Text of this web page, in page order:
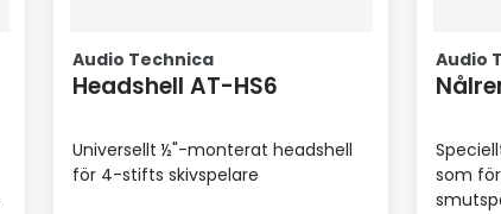
Audio Technica
Headshell AT-HS6
Universellt ½"-monterat headshell
för 4-stifts skivspelare
Audio
som